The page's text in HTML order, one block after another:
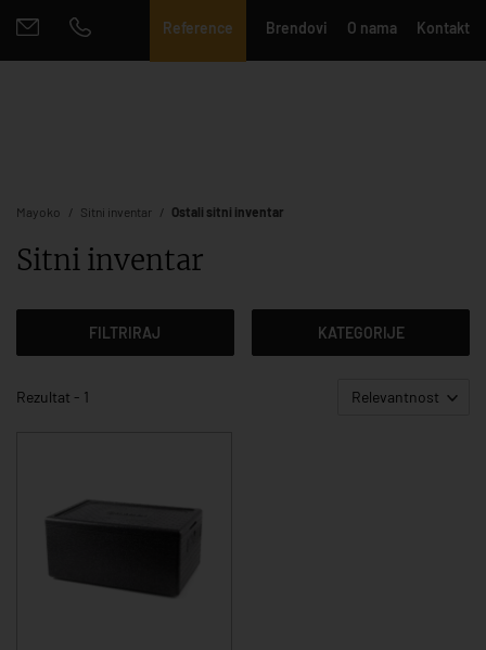
Reference Brendovi O nama Kontakt
Mayoko Sitni inventar Ostali sitni inventar
Sitni inventar
FILTRIRAJ KATEGORIJE
Rezultat - 1 Relevantnost